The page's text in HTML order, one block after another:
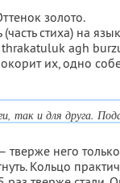
золото.
стиха) на
agh
их, одно
так и для друга.
него
Кольцо